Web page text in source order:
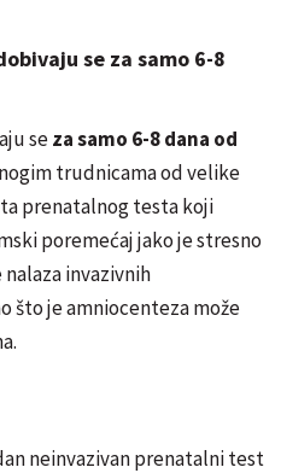
se za samo 6-8
seza samo 6-8 dana od
trudnicama od velike
prenatalnog testa koji
poremećaj jako je stresno
invazivnih
što je amniocenteza može
neinvazivan prenatalni test